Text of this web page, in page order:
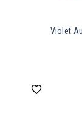
Violet